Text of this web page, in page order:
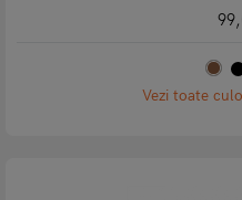
Vezi toate